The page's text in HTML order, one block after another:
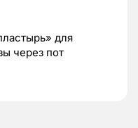
для
через пот